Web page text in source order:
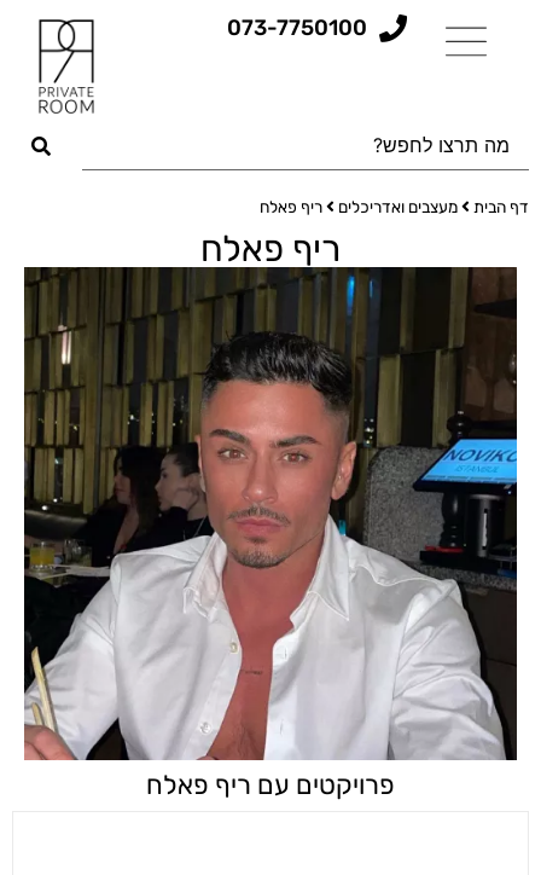
073-7750100
דף הבית מעצבים ואדריכלים ריף פאלח
ריף פאלח
פרויקטים עם ריף פאלח